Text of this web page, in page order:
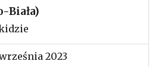
Biała)
2023